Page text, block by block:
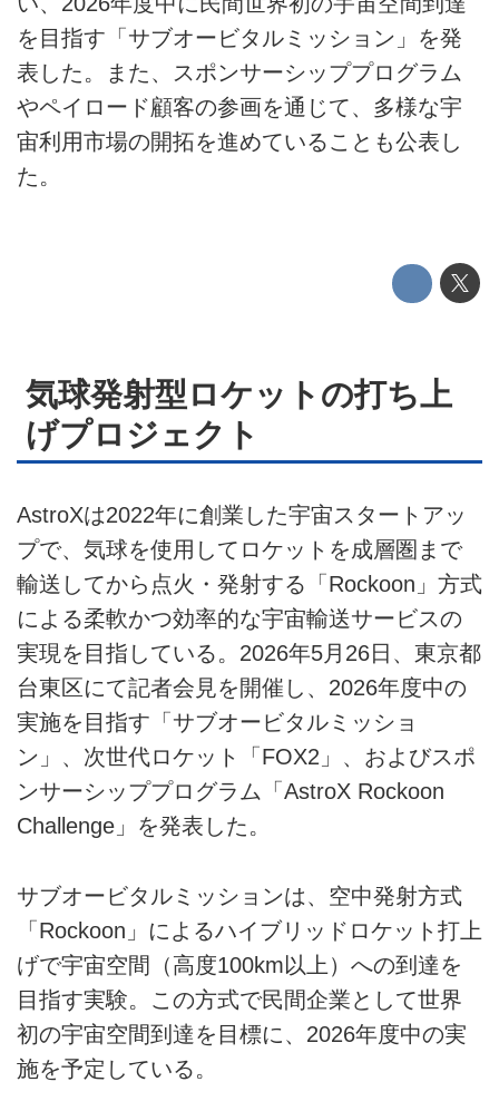
電動キックボード
ライフスタイル
テクノロジー
ライター名簿
お問い合せ
広告掲載について
を目指す「サブオービタルミッション」を発
表した。また、スポンサーシッププログラム
やペイロード顧客の参画を通じて、多様な宇
宙利用市場の開拓を進めていることも公表し
た。
気球発射型ロケットの打ち上
げプロジェクト
AstroXは2022年に創業した宇宙スタートアッ
プで、気球を使用してロケットを成層圏まで
輸送してから点火・発射する「Rockoon」方式
による柔軟かつ効率的な宇宙輸送サービスの
実現を目指している。2026年5月26日、東京都
台東区にて記者会見を開催し、2026年度中の
実施を目指す「サブオービタルミッショ
ン」、次世代ロケット「FOX2」、およびスポ
ンサーシッププログラム「AstroX Rockoon
Challenge」を発表した。
サブオービタルミッションは、空中発射方式
「Rockoon」によるハイブリッドロケット打上
げで宇宙空間（高度100km以上）への到達を
目指す実験。この方式で民間企業として世界
初の宇宙空間到達を目標に、2026年度中の実
施を予定している。